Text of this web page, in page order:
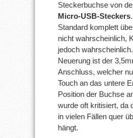
Steckerbuchse von
Micro-USB-Steckers
Standard komplett
nicht wahrscheinlich,
jedoch
Neuerung ist der
Anschluss, welcher
Touch an das untere
Position der Buchse
wurde oft kritisiert, da
in vielen Fällen quer
hängt.